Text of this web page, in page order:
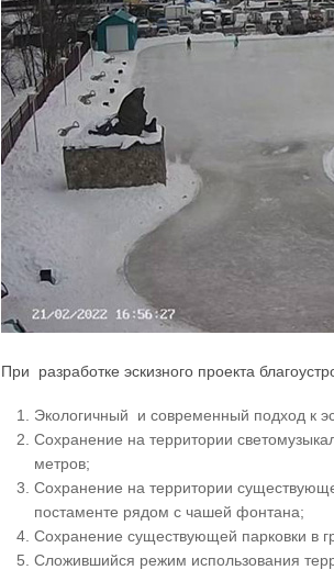
При разработке эскизного проекта
Экологичный и современный подход к
Сохранение на территории
метров;
Сохранение на территории
постаменте рядом с чашей фонтана;
Сохранение существующей парковки в
Сложившийся режим использования